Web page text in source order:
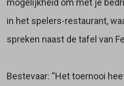
mogelijkheid om met je
in het spelers-restaurant,
spreken naast de tafel van
Bestevaar: “Het toernooi